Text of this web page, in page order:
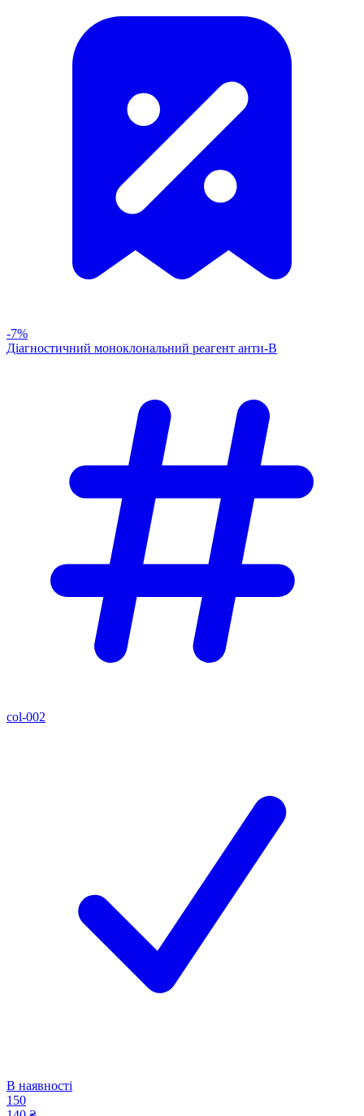
-7%
Діагностичний моноклональний реагент анти-В
col-002
В наявності
150